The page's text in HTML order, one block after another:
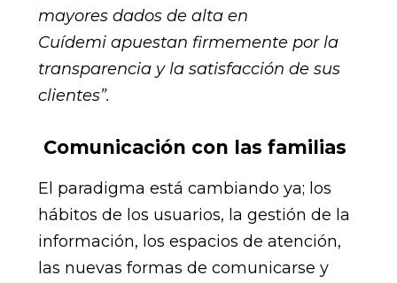
mayores dados de alta en
Cuídemi apuestan firmemente por la
transparencia y la satisfacción de sus
clientes”.
Comunicación con las familias
El paradigma está cambiando ya; los
hábitos de los usuarios, la gestión de la
información, los espacios de atención,
las nuevas formas de comunicarse y